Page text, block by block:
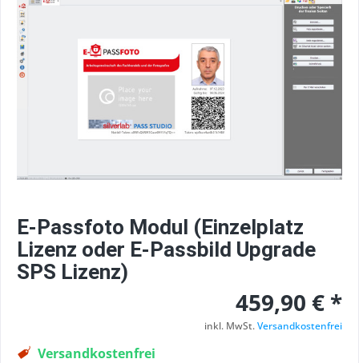
E-Passfoto Modul (Einzelplatz
Lizenz oder E-Passbild Upgrade
SPS Lizenz)
459,90 € *
inkl. MwSt.Versandkostenfrei
Versandkostenfrei